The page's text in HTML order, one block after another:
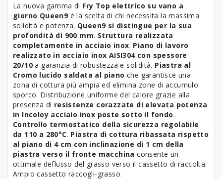
La nuova gamma di Fry Top elettrico su vano a
giorno Queen9 è la scelta di chi necessita la massima
solidità e potenza. Queen9 si distingue per la sua
profondità di 900 mm. Struttura realizzata
completamente in acciaio inox. Piano di lavoro
realizzato in acciaio inox AISI304 con spessore
20/10 a garanzia di robustezza e solidità. Piastra al
Cromo lucido saldata al piano che garantisce una
zona di cottura più ampia ed elimina zone di accumulo
sporco. Distribuzione uniforme del calore grazie alla
presenza di resistenze corazzate di elevata potenza
in Incoloy acciaio inox poste sotto il fondo.
Controllo termostatico della sicurezza regolabile
da 110 a 280°C. Piastra di cottura ribassata rispetto
al piano di 4 cm con inclinazione di 1 cm della
piastra verso il fronte macchina consente un
ottimale deflusso del grasso verso il cassetto di raccolta.
Ampio cassetto raccogli-grasso.